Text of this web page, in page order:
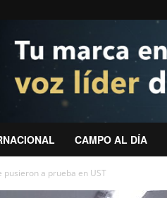
CAMPO AL DÍA
pusieron a prueba en UST